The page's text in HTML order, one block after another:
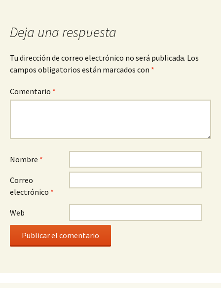
Deja una respuesta
Tu dirección de correo electrónico no será publicada. Los
campos obligatorios están marcados con *
Comentario *
Nombre *
Correo
electrónico *
Web